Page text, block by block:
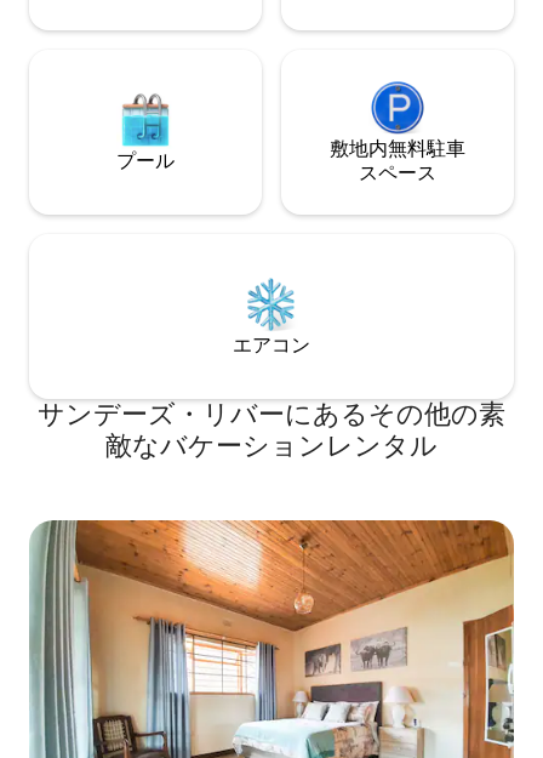
プール
敷地内無料駐⁠車
ス⁠ペ⁠ー⁠ス
エアコン
サンデーズ・リバーにあるその他の素
敵なバケーションレンタル